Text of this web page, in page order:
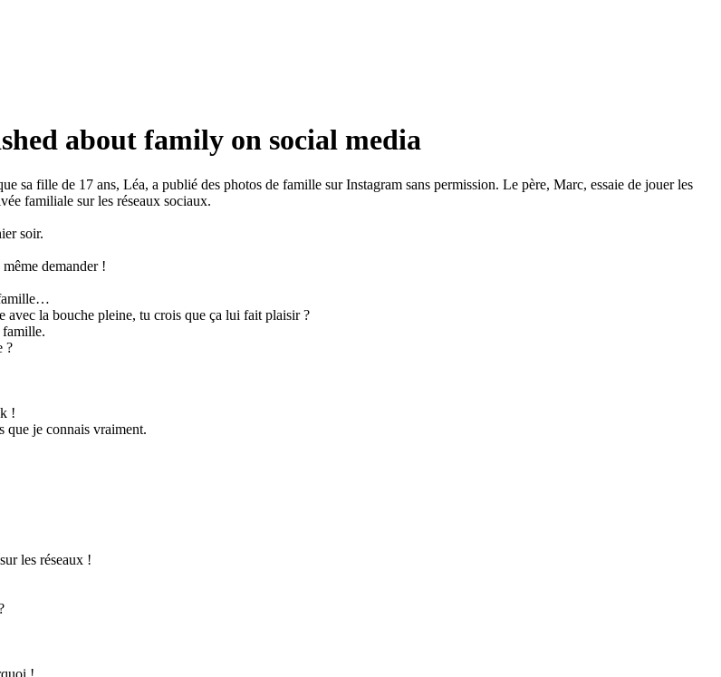
about family on social media
sa fille de 17 ans, Léa, a publié des photos de famille sur Instagram sans permission. Le père, Marc, essaie de jouer les
familiale sur les réseaux sociaux.
soir.
demander !
famille…
la bouche pleine, tu crois que ça lui fait plaisir ?
famille.
?
!
que je connais vraiment.
les réseaux !
!